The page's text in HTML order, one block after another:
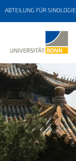
ABTEILUNG FÜR SINOLOGIE